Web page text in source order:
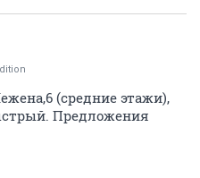
(средние этажи),
Предложения